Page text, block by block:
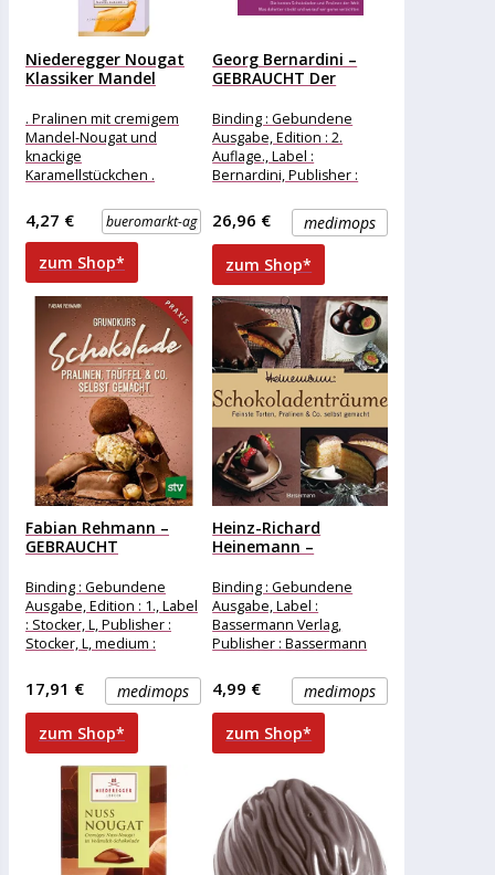
Niederegger Nougat
Klassiker Mandel
. Pralinen mit cremigem
Mandel-Nougat und
knackige
Karamellstückchen .
Vollmilchschokolade
Merkmale: Ausführung:
Riegel, Pralinen,
Geschenkverpackung
weitere
Produktinformationen:
bueromarkt-ag
4,27 €
zum Shop*
Georg Bernardini –
GEBRAUCHT Der
Die...
Binding : Gebundene
Ausgabe, Edition : 2.
Auflage., Label :
Bernardini, Publisher :
Ungekürzte Ausgabe,
medium :
medimops
26,96 €
zum Shop*
Fabian Rehmann –
GEBRAUCHT
Schokolade:
Pralinen,...
Binding : Gebundene
Ausgabe, Edition : 1., Label
: Stocker, L, Publisher :
Stocker, L, medium :
numberOfPagesmedimops
17,91 €
zum Shop*
Heinz-Richard
Heinemann –
Heinemann®
Schokoladenträume:
Feinste...
Binding : Gebundene
Ausgabe, Label :
Bassermann Verlag,
Publisher : Bassermann
Gebundene Ausgabe,
numberOfPages : 144,
publicationDate
medimops
4,99 €
zum Shop*